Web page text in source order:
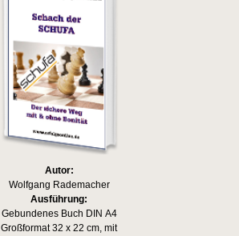
Autor:
Wolfgang Rademacher
Ausführung:
Gebundenes Buch DIN A4
Großformat 32 x 22 cm, mit